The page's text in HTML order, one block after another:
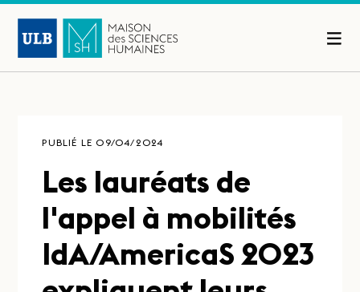
PUBLIÉ LE 09/04/2024
Les lauréats de
l'appel à mobilités
IdA/AmericaS 2023